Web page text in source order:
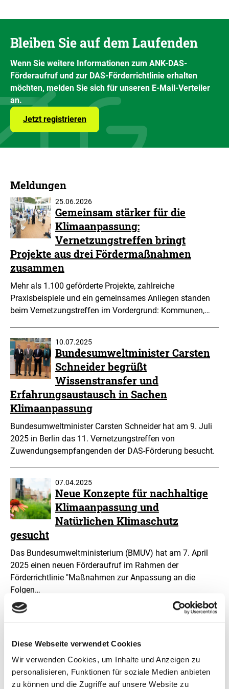
Diese Webseite verwendet Cookies
Wir verwenden Cookies, um Inhalte und Anzeigen zu
personalisieren, Funktionen für soziale Medien anbieten
zu können und die Zugriffe auf unsere Website zu
Bleiben Sie auf dem Laufenden
Wenn Sie weitere Informationen zum ANK-DAS-
Förderaufruf und zur DAS-Förderrichtlinie erhalten
möchten, melden Sie sich für unseren E-Mail-Verteiler
an.
Jetzt registrieren
Meldungen
25.06.2026
Gemeinsam stärker für die
Klimaanpassung:
Vernetzungstreffen bringt
Projekte aus drei Fördermaßnahmen
zusammen
Mehr als 1.100 geförderte Projekte, zahlreiche
Praxisbeispiele und ein gemeinsames Anliegen standen
beim Vernetzungstreffen im Vordergrund: Kommunen,…
10.07.2025
Bundesumweltminister Carsten
Schneider begrüßt
Wissenstransfer und
Erfahrungsaustausch in Sachen
Klimaanpassung
Bundesumweltminister Carsten Schneider hat am 9. Juli
2025 in Berlin das 11. Vernetzungstreffen von
Zuwendungsempfangenden der DAS-Förderung besucht.
07.04.2025
Neue Konzepte für nachhaltige
Klimaanpassung und
Natürlichen Klimaschutz
gesucht
Das Bundesumweltministerium (BMUV) hat am 7. April
2025 einen neuen Förderaufruf im Rahmen der
Förderrichtlinie "Maßnahmen zur Anpassung an die
Folgen…
19.06.2024
eröffnet das 10. DAS-
Vernetzungstreffen in Berlin
Ministerin betont die Bedeutung von Maßnahmen zur